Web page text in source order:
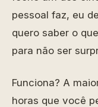
pessoal faz, eu
quero saber o
para não ser
Funciona? A
horas que você